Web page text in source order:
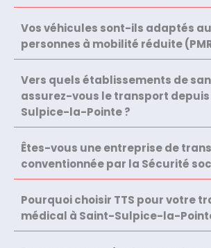
Vos véhicules sont-ils adaptés
personnes à mobilité réduite
Vers quels établissements de
assurez-vous le transport
Sulpice-la-Pointe ?
Êtes-vous une entreprise de
conventionnée par la Sécurité
Pourquoi choisir TTS pour votre
médical à Saint-Sulpice-la-